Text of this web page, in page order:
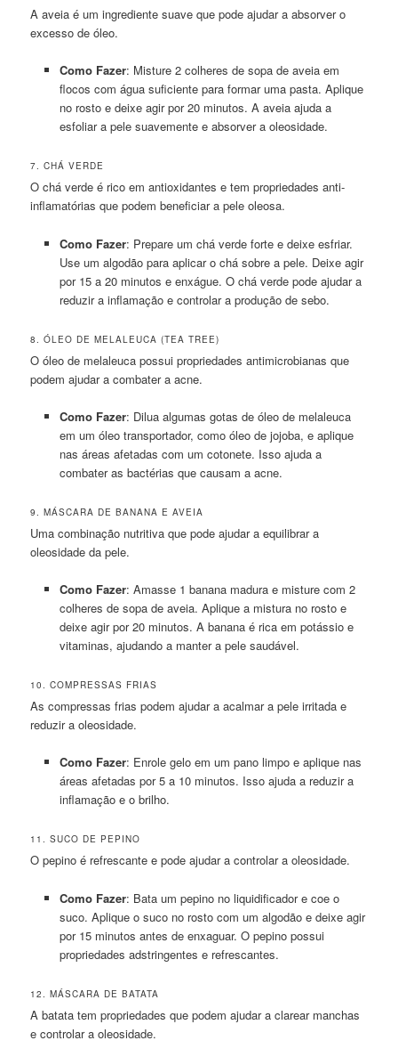
A aveia é um ingrediente suave que pode ajudar a absorver o
excesso de óleo.
Como Fazer: Misture 2 colheres de sopa de aveia em
flocos com água suficiente para formar uma pasta. Aplique
no rosto e deixe agir por 20 minutos. A aveia ajuda a
esfoliar a pele suavemente e absorver a oleosidade.
7. CHÁ VERDE
O chá verde é rico em antioxidantes e tem propriedades anti-
inflamatórias que podem beneficiar a pele oleosa.
Como Fazer: Prepare um chá verde forte e deixe esfriar.
Use um algodão para aplicar o chá sobre a pele. Deixe agir
por 15 a 20 minutos e enxágue. O chá verde pode ajudar a
reduzir a inflamação e controlar a produção de sebo.
8. ÓLEO DE MELALEUCA (TEA TREE)
O óleo de melaleuca possui propriedades antimicrobianas que
podem ajudar a combater a acne.
Como Fazer: Dilua algumas gotas de óleo de melaleuca
em um óleo transportador, como óleo de jojoba, e aplique
nas áreas afetadas com um cotonete. Isso ajuda a
combater as bactérias que causam a acne.
9. MÁSCARA DE BANANA E AVEIA
Uma combinação nutritiva que pode ajudar a equilibrar a
oleosidade da pele.
Como Fazer: Amasse 1 banana madura e misture com 2
colheres de sopa de aveia. Aplique a mistura no rosto e
deixe agir por 20 minutos. A banana é rica em potássio e
vitaminas, ajudando a manter a pele saudável.
10. COMPRESSAS FRIAS
As compressas frias podem ajudar a acalmar a pele irritada e
reduzir a oleosidade.
Como Fazer: Enrole gelo em um pano limpo e aplique nas
áreas afetadas por 5 a 10 minutos. Isso ajuda a reduzir a
inflamação e o brilho.
11. SUCO DE PEPINO
O pepino é refrescante e pode ajudar a controlar a oleosidade.
Como Fazer: Bata um pepino no liquidificador e coe o
suco. Aplique o suco no rosto com um algodão e deixe agir
por 15 minutos antes de enxaguar. O pepino possui
propriedades adstringentes e refrescantes.
12. MÁSCARA DE BATATA
A batata tem propriedades que podem ajudar a clarear manchas
e controlar a oleosidade.